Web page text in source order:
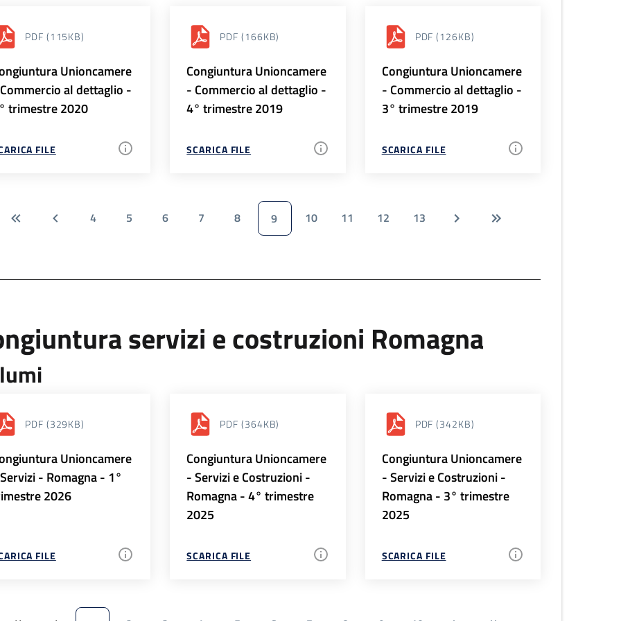
PDF (115KB)
Unioncamere
al dettaglio -
trimestre 2020
FILE
PDF (166KB)
Congiuntura Unioncamere
- Commercio al dettaglio -
4° trimestre 2019
SCARICA FILE
PDF (126KB)
Congiuntura Unioncamere
- Commercio al dettaglio -
3° trimestre 2019
SCARICA FILE
4 5 6 7 8 9 10 11 12 13
servizi e costruzioni Romagna
PDF (329KB)
Unioncamere
- Romagna - 1°
2026
FILE
PDF (364KB)
Congiuntura Unioncamere
- Servizi e Costruzioni -
Romagna - 4° trimestre
2025
SCARICA FILE
PDF (342KB)
Congiuntura Unioncamere
- Servizi e Costruzioni -
Romagna - 3° trimestre
2025
SCARICA FILE